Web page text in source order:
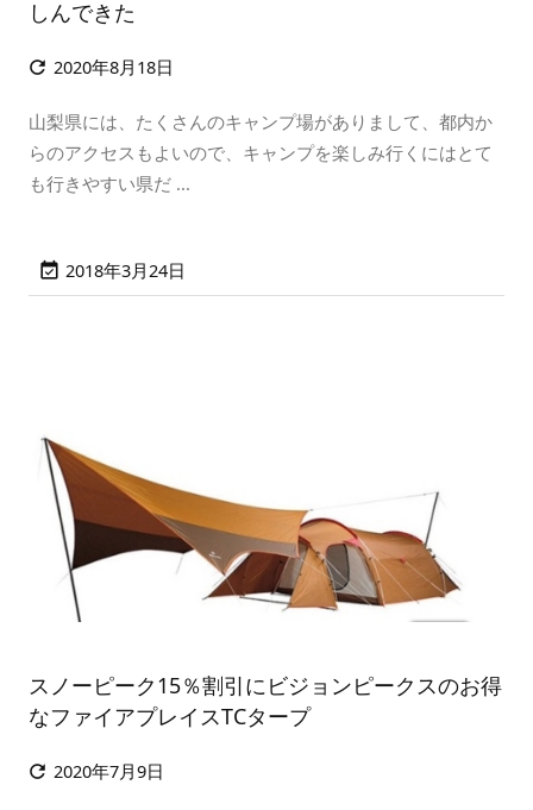
しんできた
 2020年8月18日
山梨県には、たくさんのキャンプ場がありまして、都内か
らのアクセスもよいので、キャンプを楽しみ行くにはとて
も行きやすい県だ ...
 2018年3月24日
スノーピーク15％割引にビジョンピークスのお得
なファイアプレイスTCタープ
 2020年7月9日